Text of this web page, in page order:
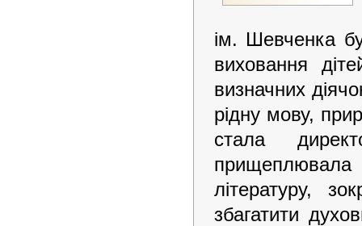
ім. Шевченка
виховання
визначних
рідну мову,
стала
прищеплювала
літературу,
збагатити